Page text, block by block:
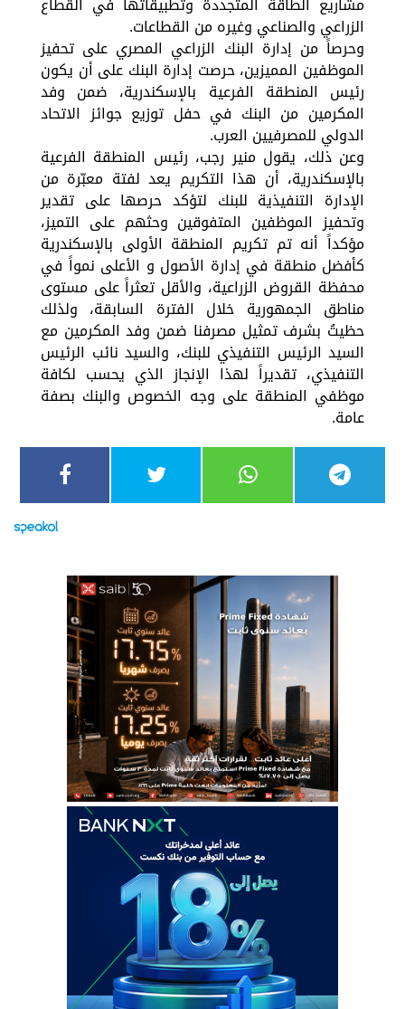
الزراعي والصناعي وغيره من القطاعات.
وحرصاً من إدارة البنك الزراعي المصري على تحفيز
الموظفين المميزين، حرصت إدارة البنك على أن يكون
رئيس المنطقة الفرعية بالإسكندرية، ضمن وفد
المكرمين من البنك في حفل توزيع جوائز الاتحاد
الدولي للمصرفيين العرب.
وعن ذلك، يقول منير رجب، رئيس المنطقة الفرعية
بالإسكندرية، أن هذا التكريم يعد لفتة معبّرة من
الإدارة التنفيذية للبنك لتؤكد حرصها على تقدير
وتحفيز الموظفين المتفوقين وحثهم على التميز،
مؤكداً أنه تم تكريم المنطقة الأولى بالإسكندرية
كأفضل منطقة في إدارة الأصول و الأعلى نمواً في
محفظة القروض الزراعية، والأقل تعثراً على مستوى
مناطق الجمهورية خلال الفترة السابقة، ولذلك
حظيتُ بشرف تمثيل مصرفنا ضمن وفد المكرمين مع
السيد الرئيس التنفيذي للبنك، والسيد نائب الرئيس
التنفيذي، تقديراً لهذا الإنجاز الذي يحسب لكافة
موظفي المنطقة على وجه الخصوص والبنك بصفة
عامة.